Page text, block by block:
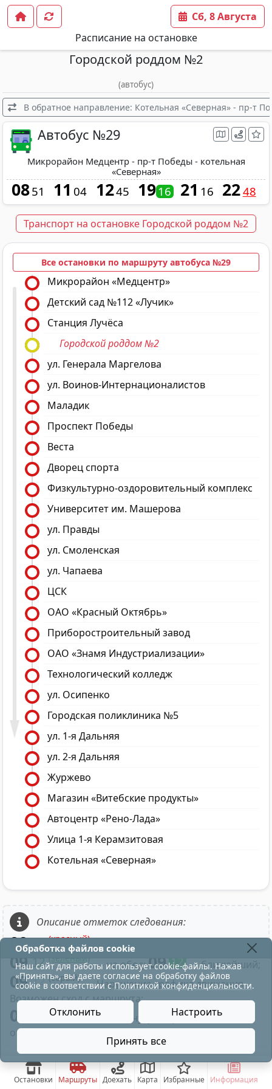
Остановки Маршруты Доехать Карта Избранные Информация
Расписание на остановке
Сб, 8 Августа
Городской роддом №2
(автобус)
В обратное направление: Котельная «Северная» - пр-т
Автобус №29
Микрорайон Медцентр - пр-т Победы - котельная
«Северная»
0851 11 04 1245 1916 21 16 2248
Транспорт на остановке Городской роддом №2
Все остановки по маршруту автобуса №29
Микрорайон «Медцентр»
Детский сад №112 «Лучик»
Станция Лучёса
Городской роддом №2
ул. Генерала Маргелова
ул. Воинов-Интернационалистов
Маладик
Проспект Победы
Веста
Дворец спорта
Физкультурно-оздоровительный комплекс
Университет им. Машерова
ул. Правды
ул. Смоленская
ул. Чапаева
ЦСК
ОАО «Красный Октябрь»
Приборостроительный завод
ОАО «Знамя Индустриализации»
Технологический колледж
ул. Осипенко
Городская поликлиника №5
ул. 1-я Дальняя
ул. 2-я Дальняя
Журжево
Магазин «Витебские продукты»
Автоцентр «Рено-Лада»
Улица 1-я Керамзитовая
Котельная «Северная»
Описание отметок следования:
09 12(красный) - в парк;
09 12 (зелёный) - на обед;09 12 - ближайший;
09 12(серый)
- Нарушение графика движения.
Возможен сход с маршрута;
09
- Нажатие на минуту отправления
отображает время по рейсу маршрута;
остановка движения по троллейбусу на
Обработка файлов cookie
Наш сайт для работы использует cookie-файлы. Нажав
«Принять», вы даете согласие на обработку файлов
cookie в соответствии с Политикой конфиденциальности.
Отклонить Настроить
Принять все